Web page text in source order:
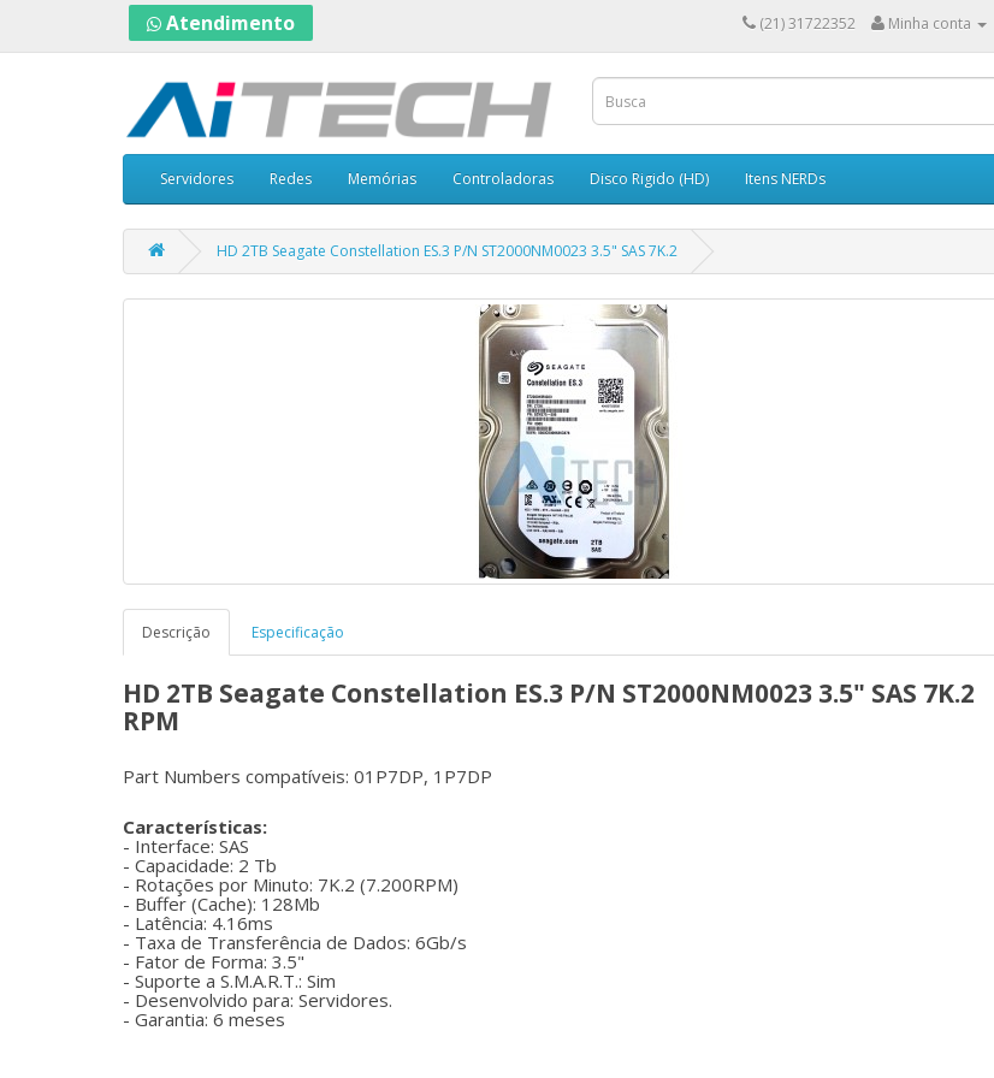
Atendimento (21) 31722352 Minha conta
Servidores Redes Memórias Controladoras Disco Rigido (HD) Itens NERDs
HD 2TB Seagate Constellation ES.3 P/N ST2000NM0023 3.5" SAS 7K.2
Descrição Especificação
HD 2TB Seagate Constellation ES.3 P/N ST2000NM0023 3.5" SAS 7K.2
RPM
Part Numbers compatíveis: 01P7DP, 1P7DP
Características:
- Interface: SAS
- Capacidade: 2 Tb
- Rotações por Minuto: 7K.2 (7.200RPM)
- Buffer (Cache): 128Mb
- Latência: 4.16ms
- Taxa de Transferência de Dados: 6Gb/s
- Fator de Forma: 3.5"
- Suporte a S.M.A.R.T.: Sim
- Desenvolvido para: Servidores.
- Garantia: 6 meses